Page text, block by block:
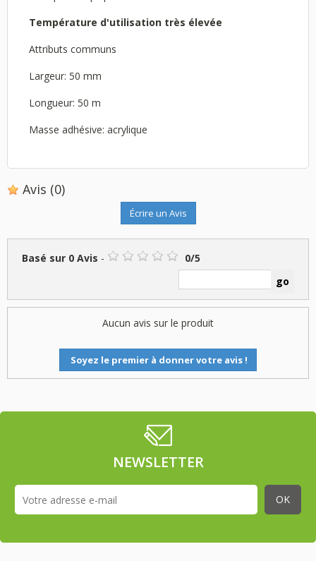
Température d'utilisation très élevée
Attributs communs
Largeur: 50 mm
Longueur: 50 m
Masse adhésive: acrylique
Avis (0)
Écrire un Avis
Basé sur 0 Avis - 0/5
Aucun avis sur le produit
Soyez le premier à donner votre avis !
NEWSLETTER